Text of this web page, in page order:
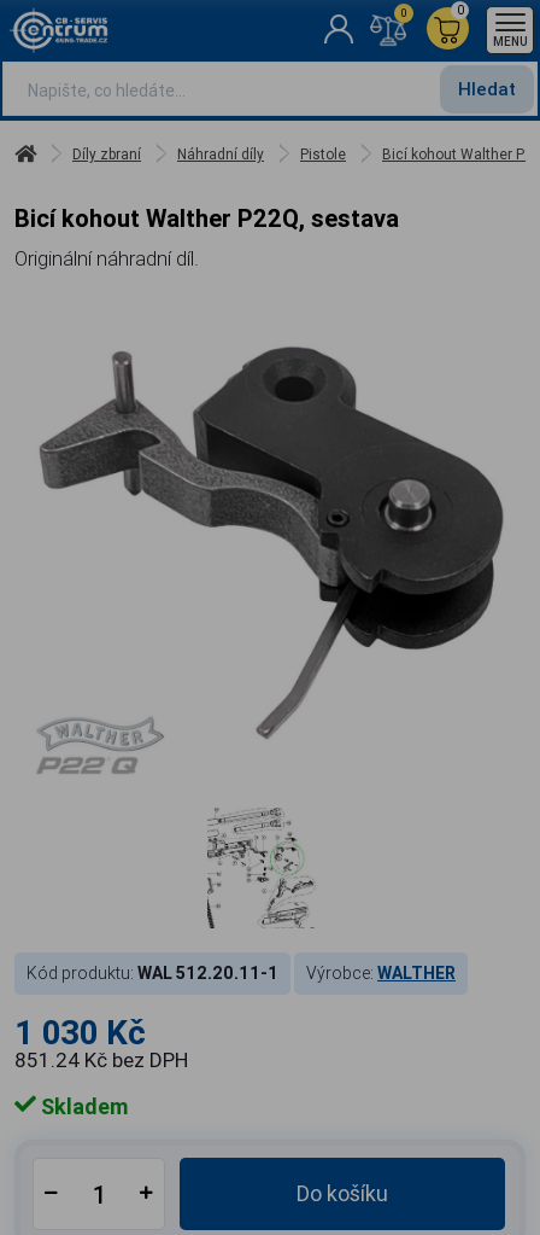
Hledat
0
0
MENU
Díly zbraní Náhradní díly Pistole Bicí kohout Walther
Bicí kohout Walther P22Q, sestava
Originální náhradní díl.
Kód produktu: WAL 512.20.11-1 Výrobce: WALTHER
1 030 Kč
851.24 Kč bez DPH
Skladem
Do košíku